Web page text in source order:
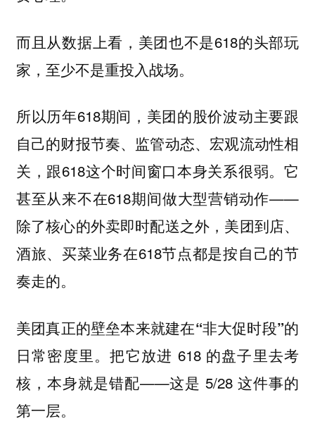
而且从数据上看，美团也不是618的头部玩
家，至少不是重投入战场。
所以历年618期间，美团的股价波动主要跟
自己的财报节奏、监管动态、宏观流动性相
关，跟618这个时间窗口本身关系很弱。它
甚至从来不在618期间做大型营销动作——
除了核心的外卖即时配送之外，美团到店、
酒旅、买菜业务在618节点都是按自己的节
奏走的。
美团真正的壁垒本来就建在“非大促时段”的
日常密度里。把它放进 618 的盘子里去考
核，本身就是错配——这是 5/28 这件事的
第一层。